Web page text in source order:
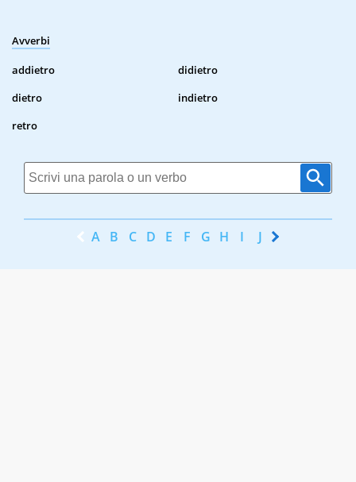
Avverbi
addietro
didietro
dietro
indietro
retro
A B C D E F G H I J K